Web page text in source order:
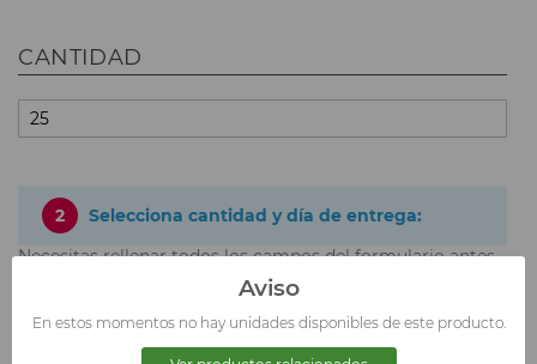
CANTIDAD
2
Selecciona cantidad y día de entrega:
Necesitas rellenar todos los campos del formulario antes
de poder elegir tu opción y precio.
Precios sin IVA incluido
Aviso
En estos momentos no hay unidades disponibles de este producto.